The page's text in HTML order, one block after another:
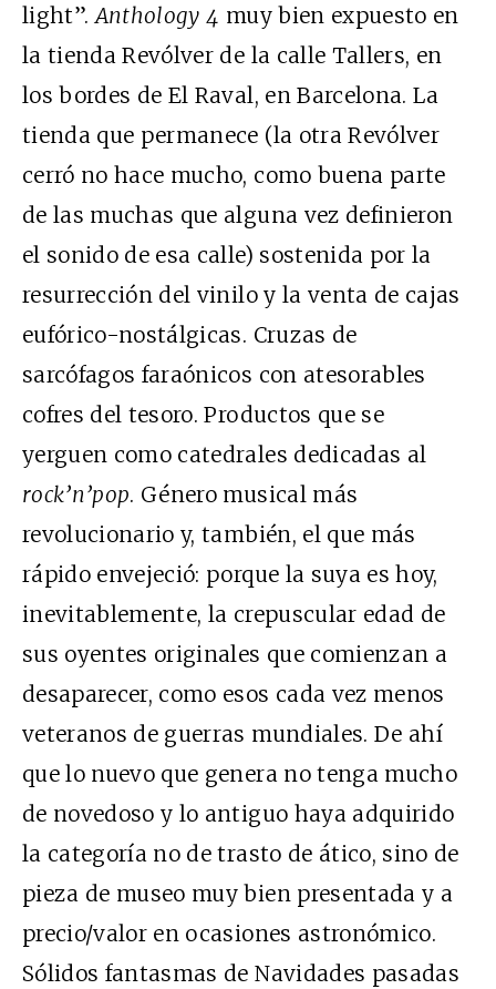
light”. Anthology 4 muy bien expuesto en
la tienda Revólver de la calle Tallers, en
los bordes de El Raval, en Barcelona. La
tienda que permanece (la otra Revólver
cerró no hace mucho, como buena parte
de las muchas que alguna vez definieron
el sonido de esa calle) sostenida por la
resurrección del vinilo y la venta de cajas
eufórico-nostálgicas. Cruzas de
sarcófagos faraónicos con atesorables
cofres del tesoro. Productos que se
yerguen como catedrales dedicadas al
rock’n’pop. Género musical más
revolucionario y, también, el que más
rápido envejeció: porque la suya es hoy,
inevitablemente, la crepuscular edad de
sus oyentes originales que comienzan a
desaparecer, como esos cada vez menos
veteranos de guerras mundiales. De ahí
que lo nuevo que genera no tenga mucho
de novedoso y lo antiguo haya adquirido
la categoría no de trasto de ático, sino de
pieza de museo muy bien presentada y a
precio/valor en ocasiones astronómico.
Sólidos fantasmas de Navidades pasadas